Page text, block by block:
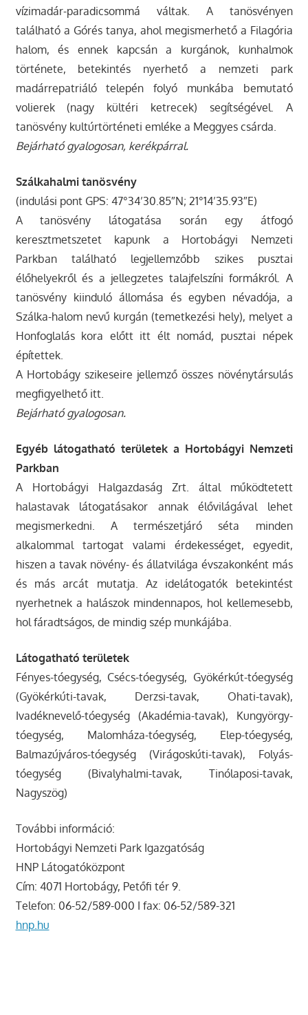
vízimadár-paradicsommá váltak. A tanösvényen
található a Górés tanya, ahol megismerhető a Filagória
halom, és ennek kapcsán a kurgánok, kunhalmok
története, betekintés nyerhető a nemzeti park
madárrepatriáló telepén folyó munkába bemutató
volierek (nagy kültéri ketrecek) segítségével. A
tanösvény kultúrtörténeti emléke a Meggyes csárda.
Bejárható gyalogosan, kerékpárral.
Szálkahalmi tanösvény
(indulási pont GPS: 47°34’30.85″N; 21°14’35.93″E)
A tanösvény látogatása során egy átfogó
keresztmetszetet kapunk a Hortobágyi Nemzeti
Parkban található legjellemzőbb szikes pusztai
élőhelyekről és a jellegzetes talajfelszíni formákról. A
tanösvény kiinduló állomása és egyben névadója, a
Szálka-halom nevű kurgán (temetkezési hely), melyet a
Honfoglalás kora előtt itt élt nomád, pusztai népek
építettek.
A Hortobágy szikeseire jellemző összes növénytársulás
megfigyelhető itt.
Bejárható gyalogosan.
Egyéb látogatható területek a Hortobágyi Nemzeti
Parkban
A Hortobágyi Halgazdaság Zrt. által működtetett
halastavak látogatásakor annak élővilágával lehet
megismerkedni. A természetjáró séta minden
alkalommal tartogat valami érdekességet, egyedit,
hiszen a tavak növény- és állatvilága évszakonként más
és más arcát mutatja. Az idelátogatók betekintést
nyerhetnek a halászok mindennapos, hol kellemesebb,
hol fáradtságos, de mindig szép munkájába.
Látogatható területek
Fényes-tóegység, Csécs-tóegység, Gyökérkút-tóegység
(Gyökérkúti-tavak, Derzsi-tavak, Ohati-tavak),
Ivadéknevelő-tóegység (Akadémia-tavak), Kungyörgy-
tóegység, Malomháza-tóegység, Elep-tóegység,
Balmazújváros-tóegység (Virágoskúti-tavak), Folyás-
tóegység (Bivalyhalmi-tavak, Tinólaposi-tavak,
Nagyszög)
További információ:
Hortobágyi Nemzeti Park Igazgatóság
HNP Látogatóközpont
Cím: 4071 Hortobágy, Petőfi tér 9.
Telefon: 06-52/589-000 I fax: 06-52/589-321
hnp.hu